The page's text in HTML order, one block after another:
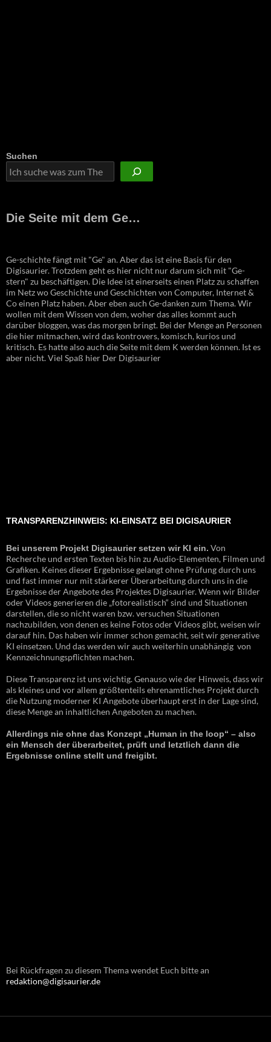
Suchen
Die Seite mit dem Ge…
Ge-schichte fängt mit "Ge" an. Aber das ist eine Basis für den
Digisaurier. Trotzdem geht es hier nicht nur darum sich mit "Ge-
stern" zu beschäftigen. Die Idee ist einerseits einen Platz zu schaffen
im Netz wo Geschichte und Geschichten von Computer, Internet &
Co einen Platz haben. Aber eben auch Ge-danken zum Thema. Wir
wollen mit dem Wissen von dem, woher das alles kommt auch
darüber bloggen, was das morgen bringt. Bei der Menge an Personen
die hier mitmachen, wird das kontrovers, komisch, kurios und
kritisch. Es hatte also auch die Seite mit dem K werden können. Ist es
aber nicht. Viel Spaß hier Der Digisaurier
TRANSPARENZHINWEIS: KI-EINSATZ BEI DIGISAURIER
Bei unserem Projekt Digisaurier setzen wir KI ein. Von
Recherche und ersten Texten bis hin zu Audio-Elementen, Filmen und
Grafiken. Keines dieser Ergebnisse gelangt ohne Prüfung durch uns
und fast immer nur mit stärkerer Überarbeitung durch uns in die
Ergebnisse der Angebote des Projektes Digisaurier. Wenn wir Bilder
oder Videos generieren die „fotorealistisch“ sind und Situationen
darstellen, die so nicht waren bzw. versuchen Situationen
nachzubilden, von denen es keine Fotos oder Videos gibt, weisen wir
darauf hin. Das haben wir immer schon gemacht, seit wir generative
KI einsetzen. Und das werden wir auch weiterhin unabhängig von
Kennzeichnungspflichten machen.
Diese Transparenz ist uns wichtig. Genauso wie der Hinweis, dass wir
als kleines und vor allem größtenteils ehrenamtliches Projekt durch
die Nutzung moderner KI Angebote überhaupt erst in der Lage sind,
diese Menge an inhaltlichen Angeboten zu machen.
Allerdings nie ohne das Konzept „Human in the loop“ – also
ein Mensch der überarbeitet, prüft und letztlich dann die
Ergebnisse online stellt und freigibt.
Bei Rückfragen zu diesem Thema wendet Euch bitte an
redaktion@digisaurier.de